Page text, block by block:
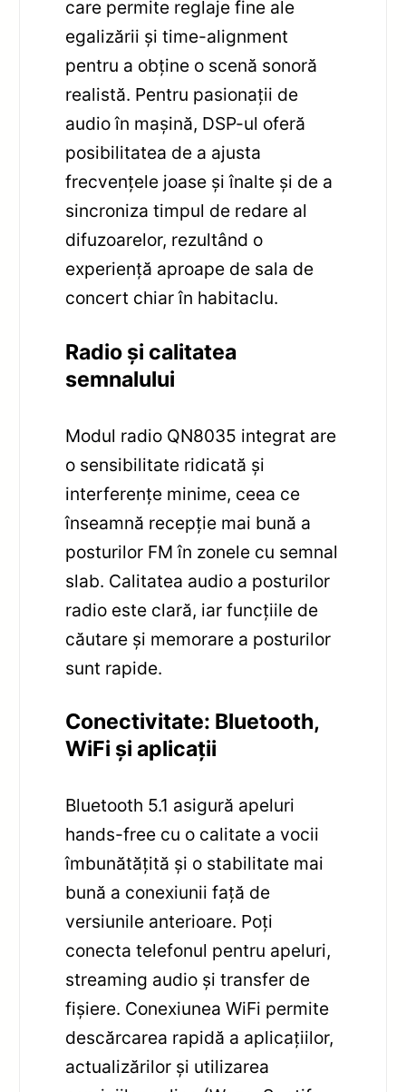
care permite reglaje fine ale
egalizării și time-alignment
pentru a obține o scenă sonoră
realistă. Pentru pasionații de
audio în mașină, DSP-ul oferă
posibilitatea de a ajusta
frecvențele joase și înalte și de a
sincroniza timpul de redare al
difuzoarelor, rezultând o
experiență aproape de sala de
concert chiar în habitaclu.
Radio și calitatea
semnalului
Modul radio QN8035 integrat are
o sensibilitate ridicată și
interferențe minime, ceea ce
înseamnă recepție mai bună a
posturilor FM în zonele cu semnal
slab. Calitatea audio a posturilor
radio este clară, iar funcțiile de
căutare și memorare a posturilor
sunt rapide.
Conectivitate: Bluetooth,
WiFi și aplicații
Bluetooth 5.1 asigură apeluri
hands-free cu o calitate a vocii
îmbunătățită și o stabilitate mai
bună a conexiunii față de
versiunile anterioare. Poți
conecta telefonul pentru apeluri,
streaming audio și transfer de
fișiere. Conexiunea WiFi permite
descărcarea rapidă a aplicațiilor,
actualizărilor și utilizarea